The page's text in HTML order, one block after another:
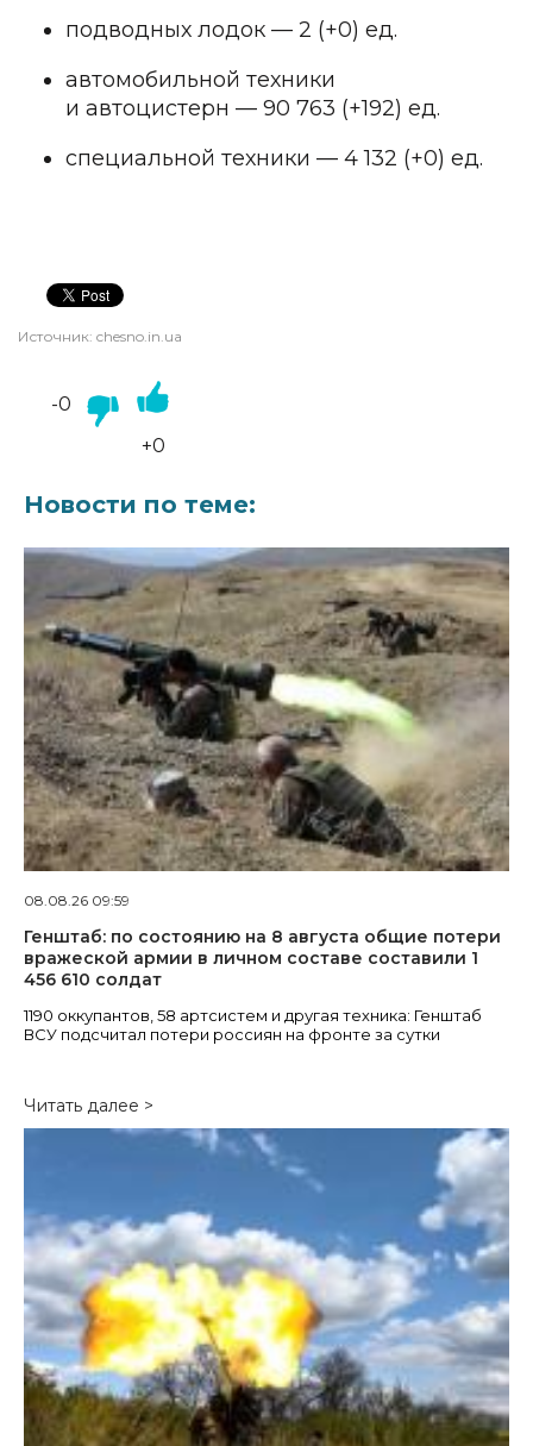
подводных лодок — 2 (+0) ед.
автомобильной техники
и автоцистерн — 90 763 (+192) ед.
специальной техники — 4 132 (+0) ед.
Источник: chesno.in.ua
-0
+0
Новости по теме:
08.08.26 09:59
Генштаб: по состоянию на 8 августа общие потери
вражеской армии в личном составе составили 1
456 610 солдат
1190 оккупантов, 58 артсистем и другая техника: Генштаб
ВСУ подсчитал потери россиян на фронте за сутки
Читать далее >